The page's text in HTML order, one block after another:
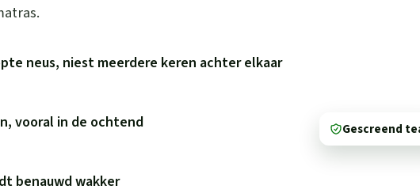
neus, niest meerdere keren achter elkaar
vooral in de ochtend
benauwd wakker
Gescreend